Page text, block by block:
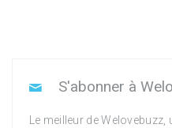
S'abonner à
Le meilleur de